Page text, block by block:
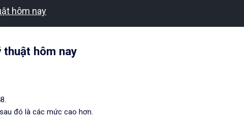
hôm nay
thuật hôm nay
đó là các mức cao hơn.